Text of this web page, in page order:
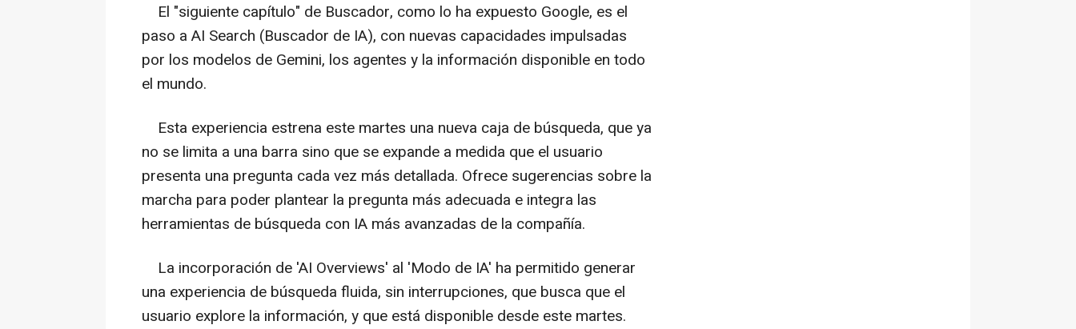
El "siguiente capítulo" de Buscador, como lo ha expuesto Google, es el
paso a AI Search (Buscador de IA), con nuevas capacidades impulsadas
por los modelos de Gemini, los agentes y la información disponible en todo
el mundo.
Esta experiencia estrena este martes una nueva caja de búsqueda, que ya
no se limita a una barra sino que se expande a medida que el usuario
presenta una pregunta cada vez más detallada. Ofrece sugerencias sobre la
marcha para poder plantear la pregunta más adecuada e integra las
herramientas de búsqueda con IA más avanzadas de la compañía.
La incorporación de 'AI Overviews' al 'Modo de IA' ha permitido generar
una experiencia de búsqueda fluida, sin interrupciones, que busca que el
usuario explore la información, y que está disponible desde este martes.